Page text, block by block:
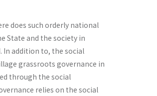
does such orderly national
State and the society in
In addition to, the social
grassroots governance in
through the social
relies on the social